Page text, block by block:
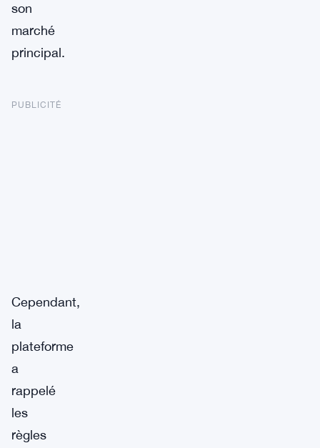
son
marché
principal.
PUBLICITÉ
Cependant,
la
plateforme
a
rappelé
les
règles